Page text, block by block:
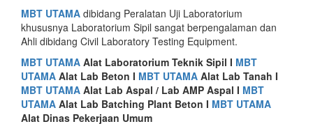
MBT UTAMA dibidang Peralatan Uji Laboratorium
khususnya Laboratorium Sipil sangat berpengalaman dan
Ahli dibidang Civil Laboratory Testing Equipment.
MBT UTAMA Alat Laboratorium Teknik Sipil I MBT
UTAMA Alat Lab Beton I MBT UTAMA Alat Lab Tanah I
MBT UTAMA Alat Lab Aspal / Lab AMP Aspal I MBT
UTAMA Alat Lab Batching Plant Beton I MBT UTAMA
Alat Dinas Pekerjaan Umum